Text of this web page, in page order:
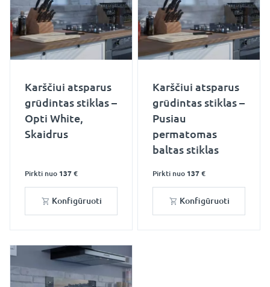
Karščiui atsparus
grūdintas stiklas –
Opti White,
Skaidrus
Pirkti nuo 137 €
Konfigūruoti
Karščiui atsparus
grūdintas stiklas –
Pusiau
permatomas
baltas stiklas
Pirkti nuo 137 €
Konfigūruoti